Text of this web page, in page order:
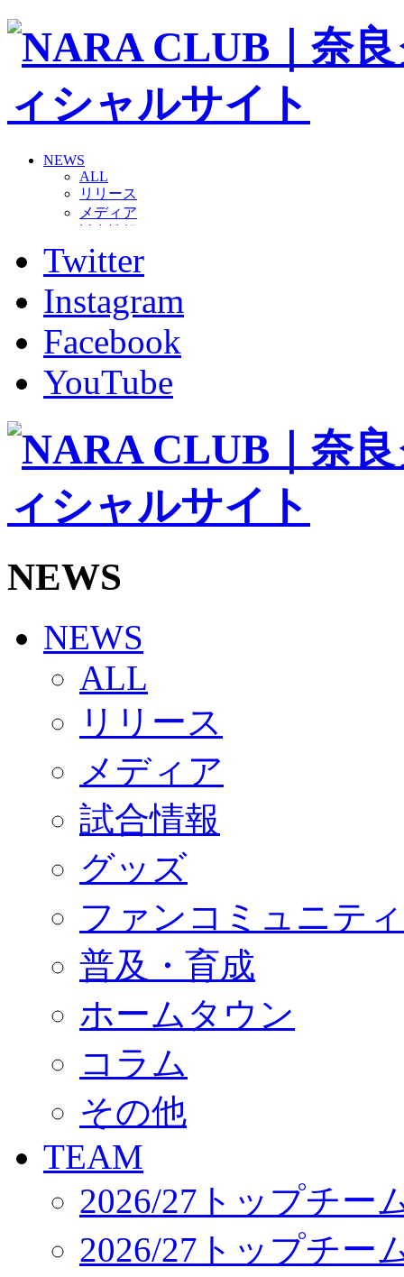
NEWS
ALL
リリース
メディア
グッズ
ファンコミュニティ
ホームタウン
コラム
その他
TEAM
2026/27トップチーム
2026/27トップチームスタッフ
バモス
チアダンススクール
ボランティアチーム「volundeer」
ビクトリーロード
HOMEGAME
観戦ルール＆マナー
Jリーグ運営管理規定
写真・動画使用ガイドライン
SCHEDULE
2026/27
練習見学時のファンサービスについて
TICKET
奈良クラブ明治安田J3リーグ2026/27シーズン試
奈良クラブ明治安田Ｊ3リーグ 2026/27シーズン「
観戦ルール＆マナー
2026/27ファンコミュニティ
サポートショップ
GOODS
オフィシャルストア（実店舗）
オンラインストア
ACADEMY
アカデミーについて
コーチ&スタッフ
ジュニア
ジュニアユース
ユース
練習拠点（ナラディーア）
SCHOOL
CLUB
パートナー募集
クラブ理念
サステナビリティ
Web制作支援
応援プロジェクト
Twitter
Instagram
Facebook
YouTube
NEWS
NEWS
ALL
リリース
メディア
試合情報
グッズ
ファンコミュニティ
普及・育成
ホームタウン
コラム
その他
TEAM
2026/27トップチー
2026/27トップチー